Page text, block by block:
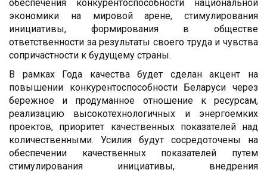
обеспечения конкурентоспособности национальной
экономики на мировой арене, стимулирования
инициативы, формирования в обществе
ответственности за результаты своего труда и чувства
сопричастности к будущему страны.
В рамках Года качества будет сделан акцент на
повышении конкурентоспособности Беларуси через
бережное и продуманное отношение к ресурсам,
реализацию высокотехнологичных и энергоемких
проектов, приоритет качественных показателей над
количественными. Усилия будут сосредоточены на
обеспечении качественных показателей путем
стимулирования инициативы, внедрения